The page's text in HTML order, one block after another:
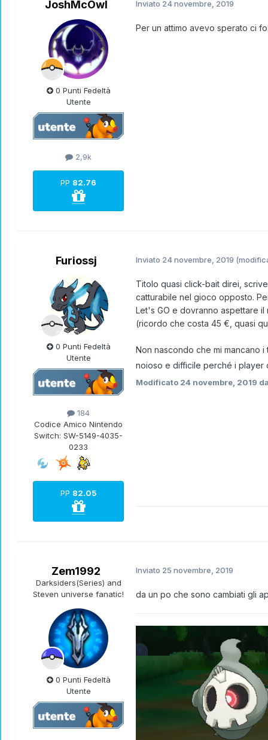
JoshMcOwl
0 Punti Fedeltà
Utente
2,9k
PP 82.76
Inviato 24 novembre, 2019
Per un attimo avevo sperato ci
Furiossj
0 Punti Fedeltà
Utente
184
Codice Amico Nintendo
Switch: SW-5149-4035-
0233
PP 82.05
Inviato 24 novembre, 2019
Titolo quasi click-bait direi,
catturabile nel gioco opposto.
Let's GO e dovranno aspettare
(ricordo che costa 45 €, quasi
Non nascondo che mi mancano
noioso e difficile perché i player
Modificato 24 novembre, 2019
Zem1992
Darksiders(Series) and
Steven universe fanatic!
0 Punti Fedeltà
Utente
Inviato 25 novembre, 2019
da un po che sono cambiati gli